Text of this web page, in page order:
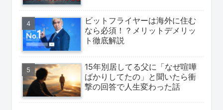
ビットフライヤーは海外に住む
なら必須！？メリットデメリッ
ト徹底解説
15年別居してる父に「なぜ喧嘩
ばかりしてたの」と聞いたら衝
撃の回答で人生変わった話